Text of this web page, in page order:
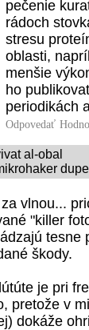
pečenie
rádoch
stresu
oblasti,
menšie
ho
periodikách
Odpovedať
al-obal
vlnou...
"killer
tesne
škody.
je pri
pretože v
dokáže